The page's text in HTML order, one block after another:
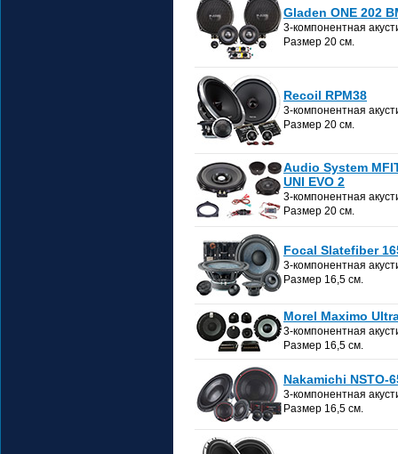
Gladen ONE 202
3-компонентная
Размер 20 см.
Recoil RPM38
3-компонентная
Размер 20 см.
Audio System
UNI EVO 2
3-компонентная
Размер 20 см.
Focal Slatefiber
3-компонентная
Размер 16,5 см.
Morel Maximo
3-компонентная
Размер 16,5 см.
Nakamichi NSTO-
3-компонентная
Размер 16,5 см.